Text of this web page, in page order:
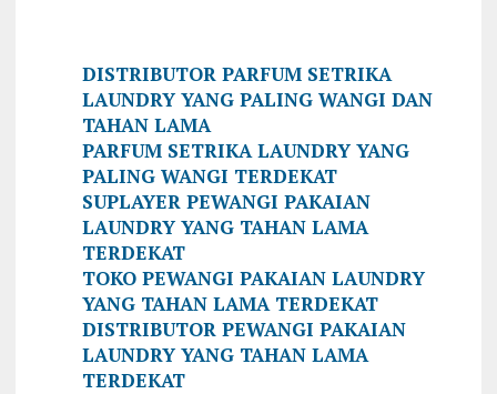
DISTRIBUTOR PARFUM SETRIKA
LAUNDRY YANG PALING WANGI DAN
TAHAN LAMA
PARFUM SETRIKA LAUNDRY YANG
PALING WANGI TERDEKAT
SUPLAYER PEWANGI PAKAIAN
LAUNDRY YANG TAHAN LAMA
TERDEKAT
TOKO PEWANGI PAKAIAN LAUNDRY
YANG TAHAN LAMA TERDEKAT
DISTRIBUTOR PEWANGI PAKAIAN
LAUNDRY YANG TAHAN LAMA
TERDEKAT